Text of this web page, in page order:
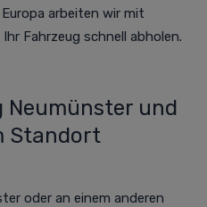
arbeiten wir mit
Fahrzeug schnell abholen.
und
Standort
oder an einem anderen